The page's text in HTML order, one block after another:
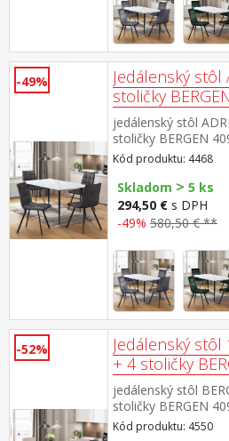
-49%
Jedálenský stôl
stoličky
jedálenský stôl
stoličky BERGEN
farebné prevedenie
konštrukcia,
čierna stolička:
mikrovlákno,
antracitová
prevedenie čierna
cm rozmer stola (š/
cm rozmer stoličky
Kód produktu: 4468
Skladom > 5 ks
294,50 € s DPH
-49% 580,50 € **
-52%
Jedálenský stôl
+ 4 stoličky
jedálenský stôl
stoličky BERGEN
farebné prevedenie
Kód produktu: 4550